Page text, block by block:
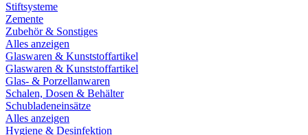
Stiftsysteme
Zemente
Zubehör & Sonstiges
Alles anzeigen
Glaswaren & Kunststoffartikel
Glaswaren & Kunststoffartikel
Glas- & Porzellanwaren
Schalen, Dosen & Behälter
Schubladeneinsätze
Alles anzeigen
Hygiene & Desinfektion